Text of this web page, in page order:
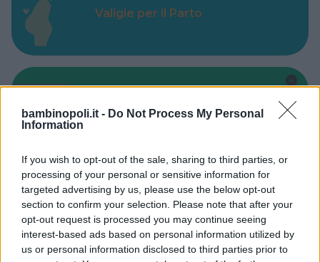
bambinopoli.it - Do Not Process My Personal
Information
If you wish to opt-out of the sale, sharing to third parties, or
processing of your personal or sensitive information for
targeted advertising by us, please use the below opt-out
section to confirm your selection. Please note that after your
opt-out request is processed you may continue seeing
interest-based ads based on personal information utilized by
us or personal information disclosed to third parties prior to
Valigie per il Parto
Corsi di Lingua per bambini
Laboratori creativi per bambini